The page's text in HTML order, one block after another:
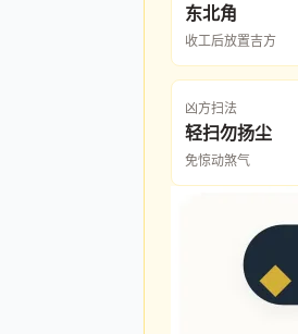
东北角
收工后放置吉方
凶方扫法
轻扫勿扬尘
免惊动煞气